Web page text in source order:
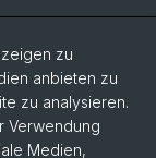
zu
anbieten zu
zu analysieren.
Verwendung
Medien,